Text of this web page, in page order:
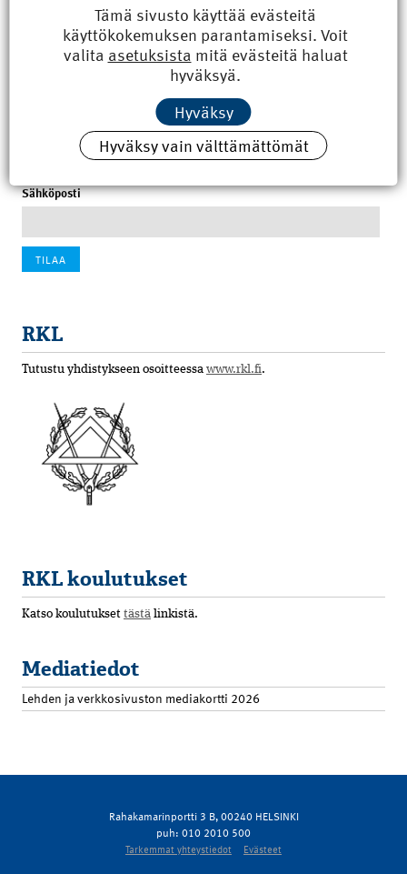
Kyberisku kiinteistötietoihin haittaisi energiarakentamista
8.6.2026 15:21
Tilaa uutiskirje
Sähköposti
RKL
Tutustu yhdistykseen osoitteessa www.rkl.fi.
RKL koulutukset
Katso koulutukset tästä linkistä.
Mediatiedot
Lehden ja verkkosivuston mediakortti 2026
Rahakamarinportti 3 B, 00240 HELSINKI
puh: 010 2010 500
Tarkemmat yhteystiedot Evästeet
Tämä sivusto käyttää evästeitä
käyttökokemuksen parantamiseksi. Voit
valita asetuksista mitä evästeitä haluat
hyväksyä.
Hyväksy
Hyväksy vain välttämättömät